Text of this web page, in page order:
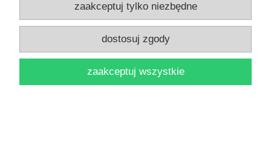
do koszyka
zaakceptuj tylko niezbędne
dostosuj zgody
zaakceptuj wszystkie